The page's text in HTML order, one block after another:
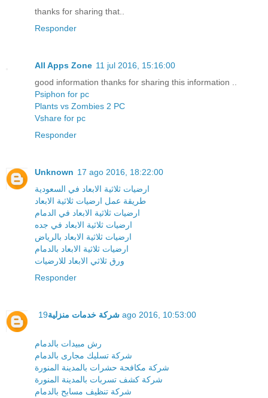
thanks for sharing that..
Responder
All Apps Zone 11 jul 2016, 15:16:00
good information thanks for sharing this information ..
Psiphon for pc
Plants vs Zombies 2 PC
Vshare for pc
Responder
Unknown 17 ago 2016, 18:22:00
ارضيات ثلاثية الابعاد في السعودية
طريقة عمل ارضيات ثلاثية الابعاد
ارضيات ثلاثية الابعاد في الدمام
ارضيات ثلاثية الابعاد في جده
ارضيات ثلاثية الابعاد بالرياض
ارضيات ثلاثية الابعاد بالدمام
ورق ثلاثي الابعاد للارضيات
Responder
شركة خدمات منزلية 19 ago 2016, 10:53:00
رش مبيدات بالدمام
شركة تسليك مجارى بالدمام
شركة مكافحة حشرات بالمدينة المنورة
شركة كشف تسربات بالمدينة المنورة
شركة تنظيف مسابح بالدمام